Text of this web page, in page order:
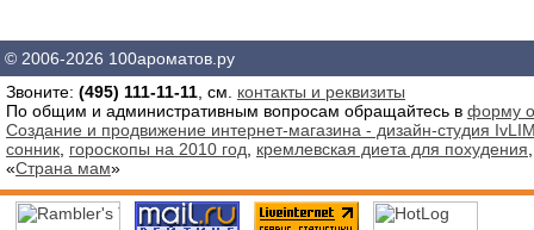
© 2006-2026 100ароматов.ру
Звоните: (495) 111-11-11 , см. контакты и реквизиты
По общим и административным вопросам обращайтесь в форму
Создание и продвижение интернет-магазина - дизайн-студия
сонник гороскопы на 2010 год кремлевская диета для похудения
«Страна мам»